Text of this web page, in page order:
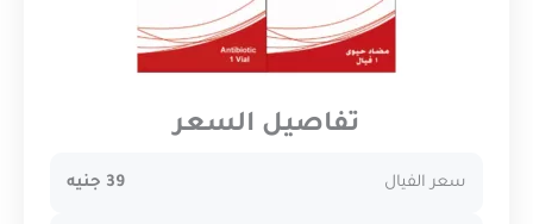
تفاصيل السعر
سعر الفيال 39 جنيه